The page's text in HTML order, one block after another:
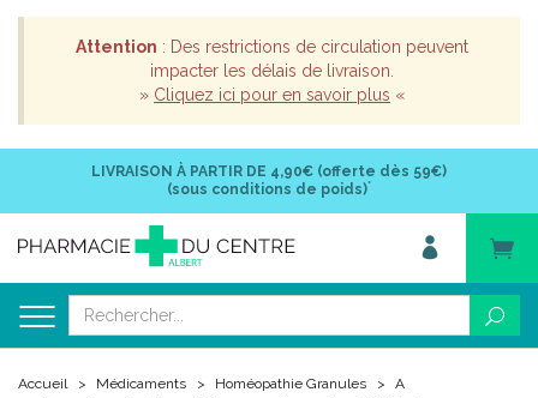
Attention : Des restrictions de circulation peuvent
impacter les délais de livraison.
» Cliquez ici pour en savoir plus «
LIVRAISON À PARTIR DE 4,90€ (offerte dès 59€)
(sous conditions de poids)*
Accueil Médicaments Homéopathie Granules
A